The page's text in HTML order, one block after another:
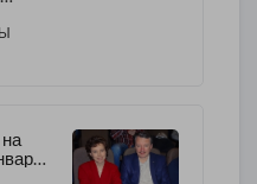
г.